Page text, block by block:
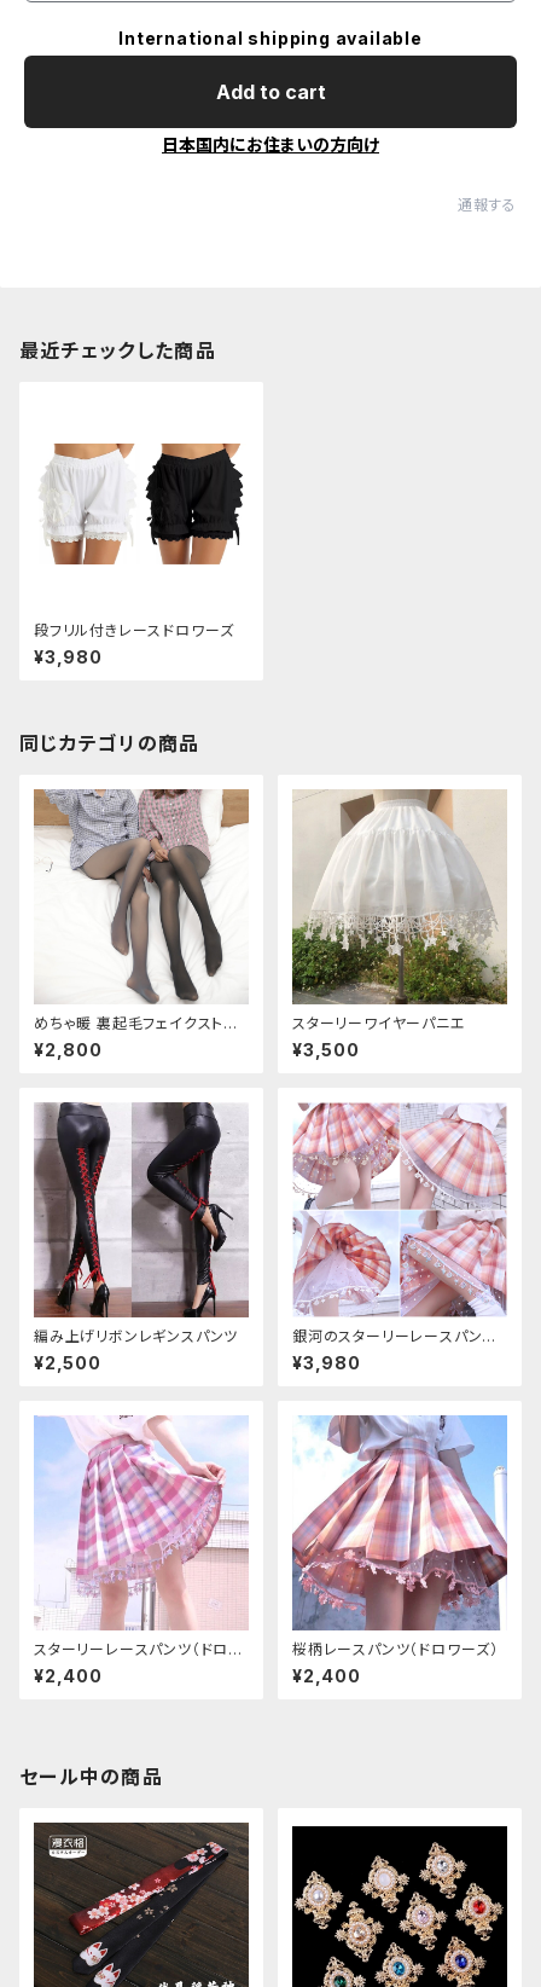
International shipping available
Add to cart
日本国内にお住まいの方向け
通報する
最近チェックした商品
段フリル付きレースドロワーズ
¥3,980
同じカテゴリの商品
めちゃ暖 裏起毛フェイクストッ
キング
¥2,800
スターリーワイヤーパニエ
¥3,500
編み上げリボンレギンスパンツ
¥2,500
銀河のスターリーレースパンツ
（ドロワーズ）
¥3,980
スターリーレースパンツ（ドロワ
ーズ）
¥2,400
桜柄レースパンツ（ドロワーズ）
¥2,400
セール中の商品